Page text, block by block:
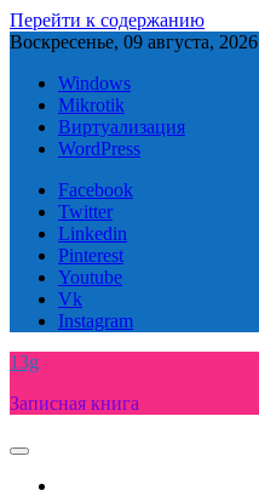
Перейти к содержанию
Воскресенье, 09 августа, 2026
Windows
Mikrotik
Виртуализация
WordPress
Facebook
Twitter
Linkedin
Pinterest
Youtube
Vk
Instagram
13g
Записная книга